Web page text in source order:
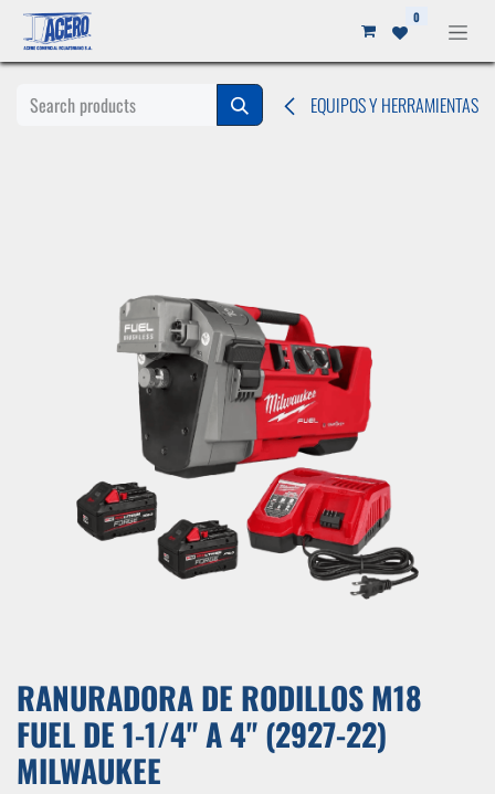
Ir al contenido 0
EQUIPOS Y HERRAMIENTAS
RANURADORA DE RODILLOS M18
FUEL DE 1-1/4" A 4" (2927-22)
MILWAUKEE